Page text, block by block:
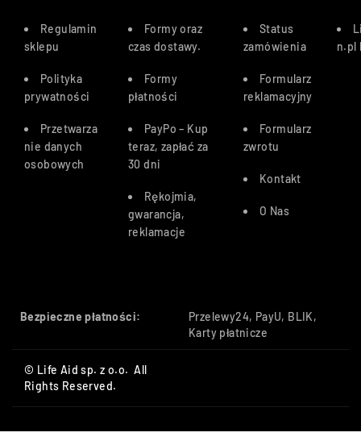
Regulamin
sklepu
Polityka
prywatności
Przetwarza
nie danych
osobowych
Formy oraz
czas dostawy.
Formy
płatności
PayPo – Kup
teraz, zapłać za
30 dni
Rękojmia,
gwarancja,
reklamacje
Status
zamówienia
Formularz
reklamacyjny
Formularz
zwrotu
Kontakt
O Nas
n.pl
Bezpieczne płatności:
Przelewy24, PayU, BLIK,
Karty płatnicze
© Life Aid sp. z o.o. All
Rights Reserved.